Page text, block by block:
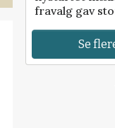
fravalg gav
Se